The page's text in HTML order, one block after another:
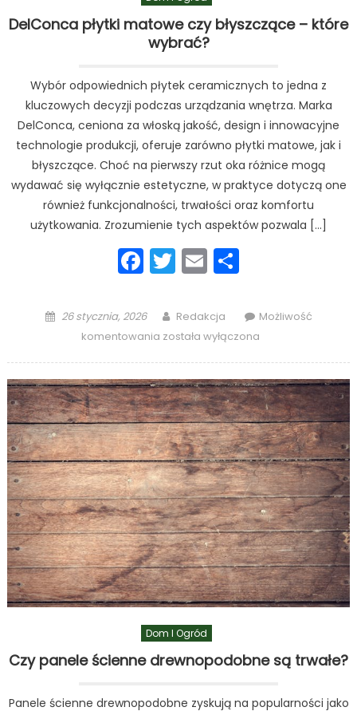
DelConca płytki matowe czy błyszczące – które
wybrać?
Wybór odpowiednich płytek ceramicznych to jedna z
kluczowych decyzji podczas urządzania wnętrza. Marka
DelConca, ceniona za włoską jakość, design i innowacyjne
technologie produkcji, oferuje zarówno płytki matowe, jak i
błyszczące. Choć na pierwszy rzut oka różnice mogą
wydawać się wyłącznie estetyczne, w praktyce dotyczą one
również funkcjonalności, trwałości oraz komfortu
użytkowania. Zrozumienie tych aspektów pozwala […]
Facebook
Twitter
Email
Posted
26 stycznia, 2026 Author
Redakcja
Możliwość
komentowania DelConca
czy
błyszczące
–
które
wybrać?
została wyłączona
Dom I Ogród
Czy panele ścienne drewnopodobne są trwałe?
Panele ścienne drewnopodobne zyskują na popularności jako